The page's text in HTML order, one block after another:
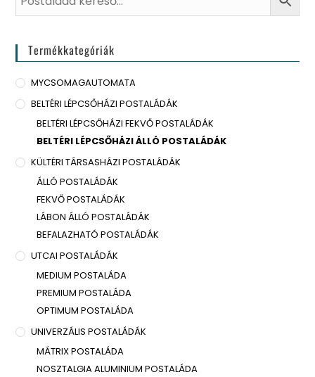
Termékkategóriák
MYCSOMAGAUTOMATA
BELTÉRI LÉPCSŐHÁZI POSTALÁDÁK
BELTÉRI LÉPCSŐHÁZI FEKVŐ POSTALÁDÁK
BELTÉRI LÉPCSŐHÁZI ÁLLÓ POSTALÁDÁK
KÜLTÉRI TÁRSASHÁZI POSTALÁDÁK
ÁLLÓ POSTALÁDÁK
FEKVŐ POSTALÁDÁK
LÁBON ÁLLÓ POSTALÁDÁK
BEFALAZHATÓ POSTALÁDÁK
UTCAI POSTALÁDÁK
MEDIUM POSTALÁDA
PREMIUM POSTALÁDA
OPTIMUM POSTALÁDA
UNIVERZÁLIS POSTALÁDÁK
MÁTRIX POSTALÁDA
NOSZTALGIA ALUMINIUM POSTALÁDA